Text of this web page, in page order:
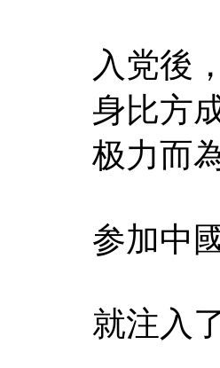
入党後
身比方
极力而
参加中
就注入